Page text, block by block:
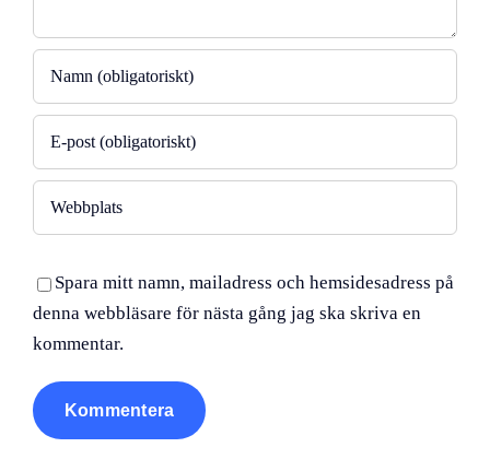
Spara mitt namn, mailadress och hemsidesadress på
denna webbläsare för nästa gång jag ska skriva en
kommentar.